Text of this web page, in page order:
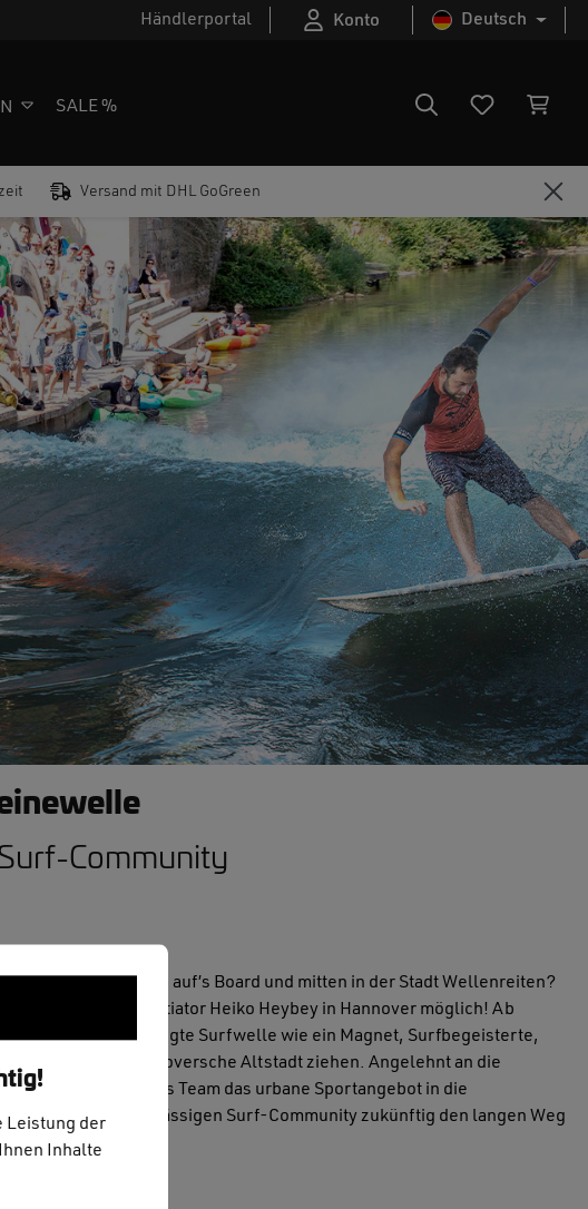
Händlerportal Konto Deutsch
SALE %
Versand mit DHL GoGreen
Community
noch eine Runde auf’s Board und mitten in der Stadt Wellenreiten?
und Projektinitiator Heiko Heybey in Hannover möglich! Ab
eine künstlich erzeugte Surfwelle wie ein Magnet, Surfbegeisterte,
Touristen in die hannoversche Altstadt ziehen. Angelehnt an die
holt Heybeys Team das urbane Sportangebot in die
und erspart der ansässigen Surf-Community zukünftig den langen Weg
Leistung der
Inhalte